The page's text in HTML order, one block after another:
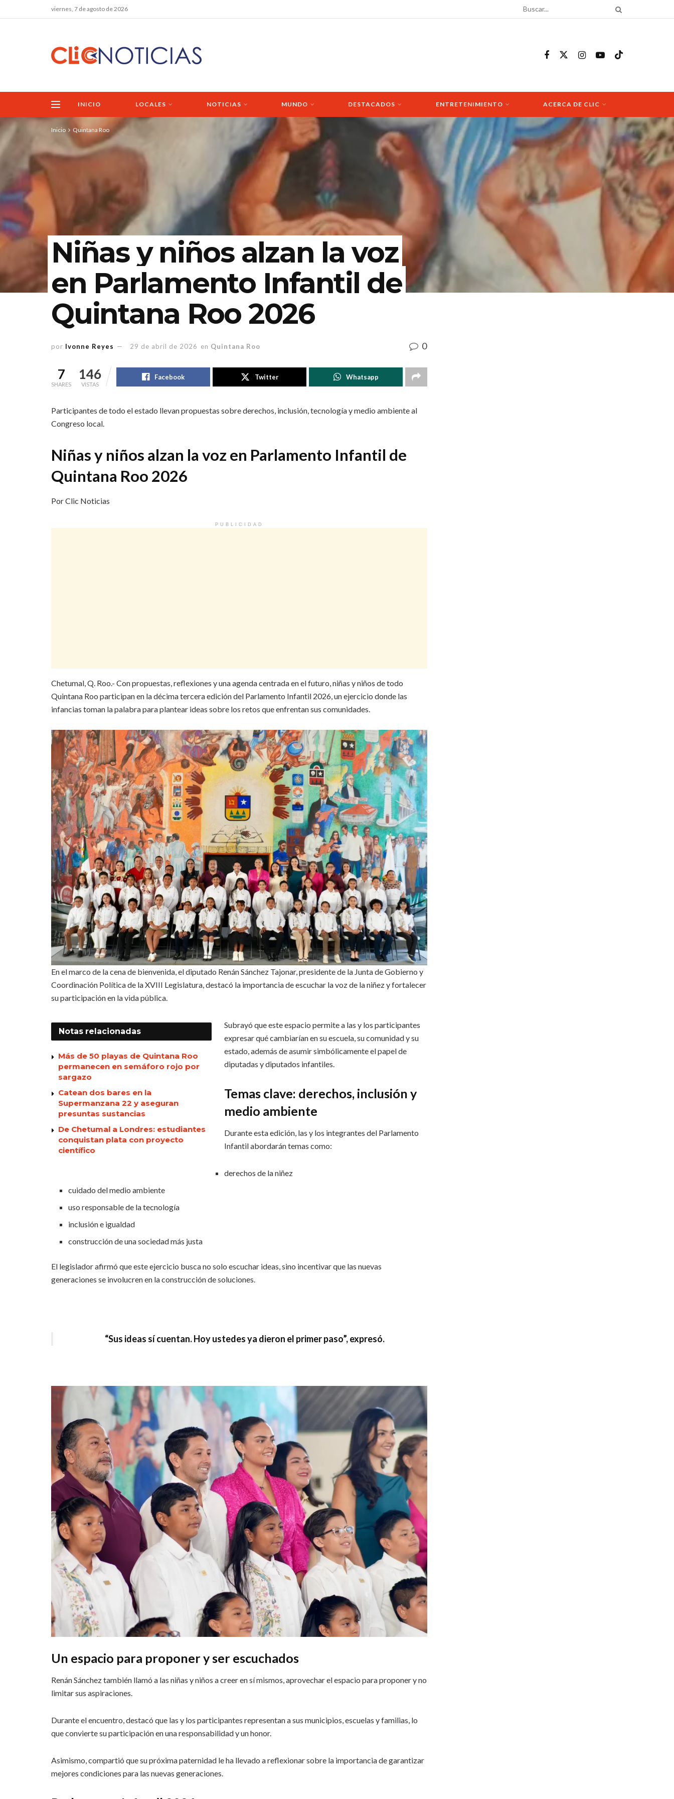
viernes, 7 de agosto de 2026
INICIO LOCALES NOTICIAS MUNDO DESTACADOS ENTRETENIMIENTO ACERCA DE CLIC
Inicio Quintana Roo
Niñas y niños alzan la voz
en Parlamento Infantil de
Quintana Roo 2026
por Ivonne Reyes 29 de abril de 2026 en Quintana Roo 0
7
SHARES
146
VISTAS
Facebook Twitter Whatsapp
Participantes de todo el estado llevan propuestas sobre derechos, inclusión, tecnología y medio ambiente al
Congreso local.
Niñas y niños alzan la voz en Parlamento Infantil de
Quintana Roo 2026
Por Clic Noticias
PUBLICIDAD
Chetumal, Q. Roo.- Con propuestas, reflexiones y una agenda centrada en el futuro, niñas y niños de todo
Quintana Roo participan en la décima tercera edición del Parlamento Infantil 2026, un ejercicio donde las
infancias toman la palabra para plantear ideas sobre los retos que enfrentan sus comunidades.
En el marco de la cena de bienvenida, el diputado Renán Sánchez Tajonar, presidente de la Junta de Gobierno y
Coordinación Política de la XVIII Legislatura, destacó la importancia de escuchar la voz de la niñez y fortalecer
su participación en la vida pública.
Notas relacionadas
Más de 50 playas de Quintana Roo
permanecen en semáforo rojo por
sargazo
Catean dos bares en la
Supermanzana 22 y aseguran
presuntas sustancias
De Chetumal a Londres: estudiantes
conquistan plata con proyecto
científico
Subrayó que este espacio permite a las y los participantes
expresar qué cambiarían en su escuela, su comunidad y su
estado, además de asumir simbólicamente el papel de
diputadas y diputados infantiles.
Temas clave: derechos, inclusión y
medio ambiente
Durante esta edición, las y los integrantes del Parlamento
Infantil abordarán temas como:
derechos de la niñez
cuidado del medio ambiente
uso responsable de la tecnología
inclusión e igualdad
construcción de una sociedad más justa
El legislador afirmó que este ejercicio busca no solo escuchar ideas, sino incentivar que las nuevas
generaciones se involucren en la construcción de soluciones.
“Sus ideas sí cuentan. Hoy ustedes ya dieron el primer paso”, expresó.
Un espacio para proponer y ser escuchados
Renán Sánchez también llamó a las niñas y niños a creer en sí mismos, aprovechar el espacio para proponer y no
limitar sus aspiraciones.
Durante el encuentro, destacó que las y los participantes representan a sus municipios, escuelas y familias, lo
que convierte su participación en una responsabilidad y un honor.
Asimismo, compartió que su próxima paternidad le ha llevado a reflexionar sobre la importancia de garantizar
mejores condiciones para las nuevas generaciones.